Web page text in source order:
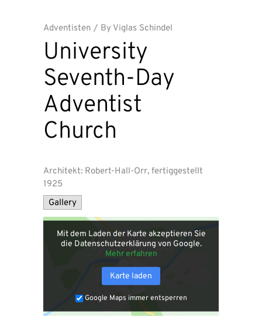
Adventisten By Viglas Schindel
University
Seventh-Day
Adventist
Church
Architekt: Robert-Hall-Orr, fertiggestellt
1925
Gallery
Mit dem Laden der Karte akzeptieren Sie
die Datenschutzerklärung von Google.
Mehr erfahren
Karte laden
Google Maps immer entsperren